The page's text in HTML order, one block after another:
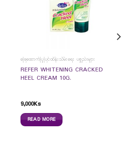
ခြေထောက်ပြုပြင်ထိန်းသိမ်းရေး ပစ္စည်းများ
REFER WHITENING CRACKED
HEEL CREAM 10G.
9,000Ks
READ MORE